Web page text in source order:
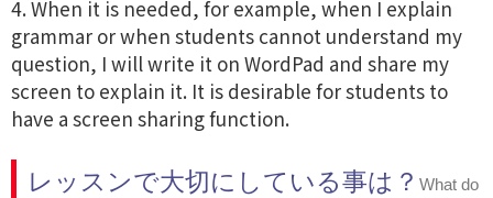
4. When it is needed, for example, when I explain
grammar or when students cannot understand my
question, I will write it on WordPad and share my
screen to explain it. It is desirable for students to
have a screen sharing function.
レッスンで大切にしている事は？ What do